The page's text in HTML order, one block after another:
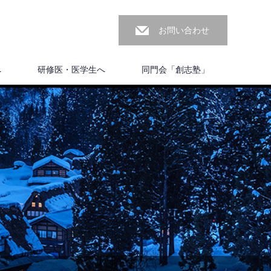
お問い合わせ
研修医・医学生へ 同門会「創志塾」